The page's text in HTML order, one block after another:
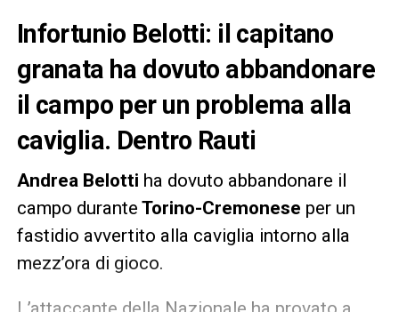
Infortunio Belotti: il capitano
granata ha dovuto abbandonare
il campo per un problema alla
caviglia. Dentro Rauti
Andrea Belotti ha dovuto abbandonare il
campo durante Torino-Cremonese per un
fastidio avvertito alla caviglia intorno alla
mezz’ora di gioco.